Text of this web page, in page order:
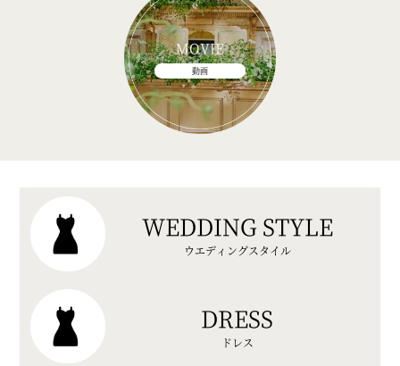
MOVIE
動画
WEDDING STYLE
ウエディングスタイル
DRESS
ドレス